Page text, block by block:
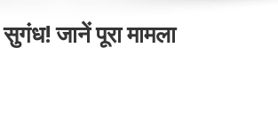
जानें पूरा मामला